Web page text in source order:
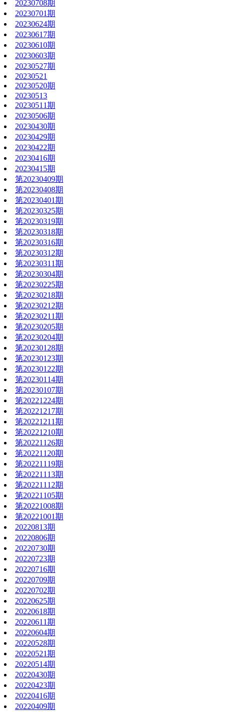
20230708期
20230701期
20230624期
20230617期
20230610期
20230603期
20230527期
20230521
20230520期
20230513
20230511期
20230506期
20230430期
20230429期
20230422期
20230416期
20230415期
第20230409期
第20230408期
第20230401期
第20230325期
第20230319期
第20230318期
第20230316期
第20230312期
第20230311期
第20230304期
第20230225期
第20230218期
第20230212期
第20230211期
第20230205期
第20230204期
第20230128期
第20230123期
第20230122期
第20230114期
第20230107期
第20221224期
第20221217期
第20221211期
第20221210期
第20221126期
第20221120期
第20221119期
第20221113期
第20221112期
第20221105期
第20221008期
第20221001期
20220813期
20220806期
20220730期
20220723期
20220716期
20220709期
20220702期
20220625期
20220618期
20220611期
20220604期
20220528期
20220521期
20220514期
20220430期
20220423期
20220416期
20220409期